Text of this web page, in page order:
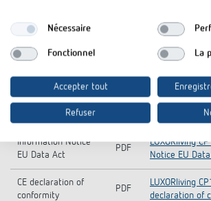
KNX (tous les
produits)
données KNX
(3,5 MB)
Notice d'utilisation
LUXORliving
instructions
LUXORliving
Information Notice
EU Data Act
PDF
LUXORliving
Notice EU
CE declaration of
conformity
PDF
LUXORliving
declaration of
Nécessaire
Fonctionnel La
Accepter tout
Refuser